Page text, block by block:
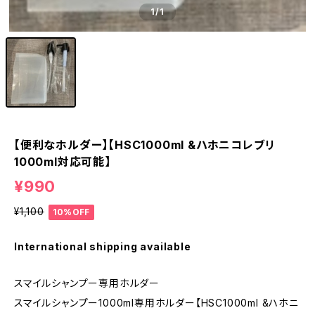
1/1
【便利なホルダー】【HSC1000ml &ハホニコレブリ
1000ml対応可能】
¥990
¥1,100 10%OFF
International shipping available
スマイルシャンプー専用ホルダー
スマイルシャンプー1000ml専用ホルダー【HSC1000ml &ハホニ